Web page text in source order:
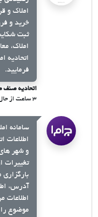
املاک و
خرید و
ثبت
املاک،
اتحادیه
فرمایید.
اتحادیه صنف
۳ ساعت از حال
سامانه
اطلاعات
و شهر
تغییرات
آدرس،
اطلاعات
موضوع